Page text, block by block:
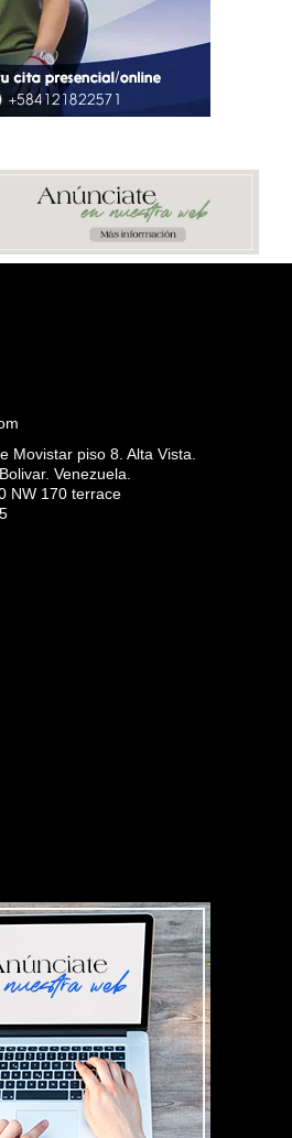
Movistar piso 8. Alta Vista.
Venezuela.
NW 170 terrace